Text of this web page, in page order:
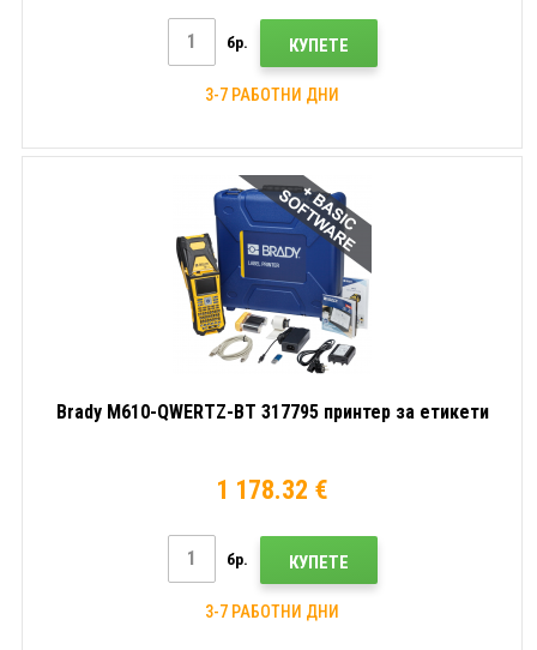
бр. КУПЕТЕ
3-7 РАБОТНИ ДНИ
Brady M610-QWERTZ-BT 317795 принтер за етикети
1 178.32 €
бр. КУПЕТЕ
3-7 РАБОТНИ ДНИ